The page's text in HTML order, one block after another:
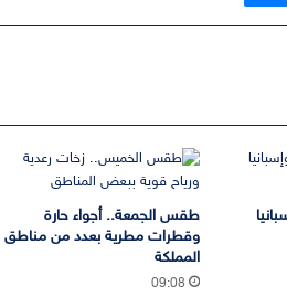
طقس الجمعة.. أجواء حارة
وقطرات مطرية بعدد من مناطق
المملكة
09:08